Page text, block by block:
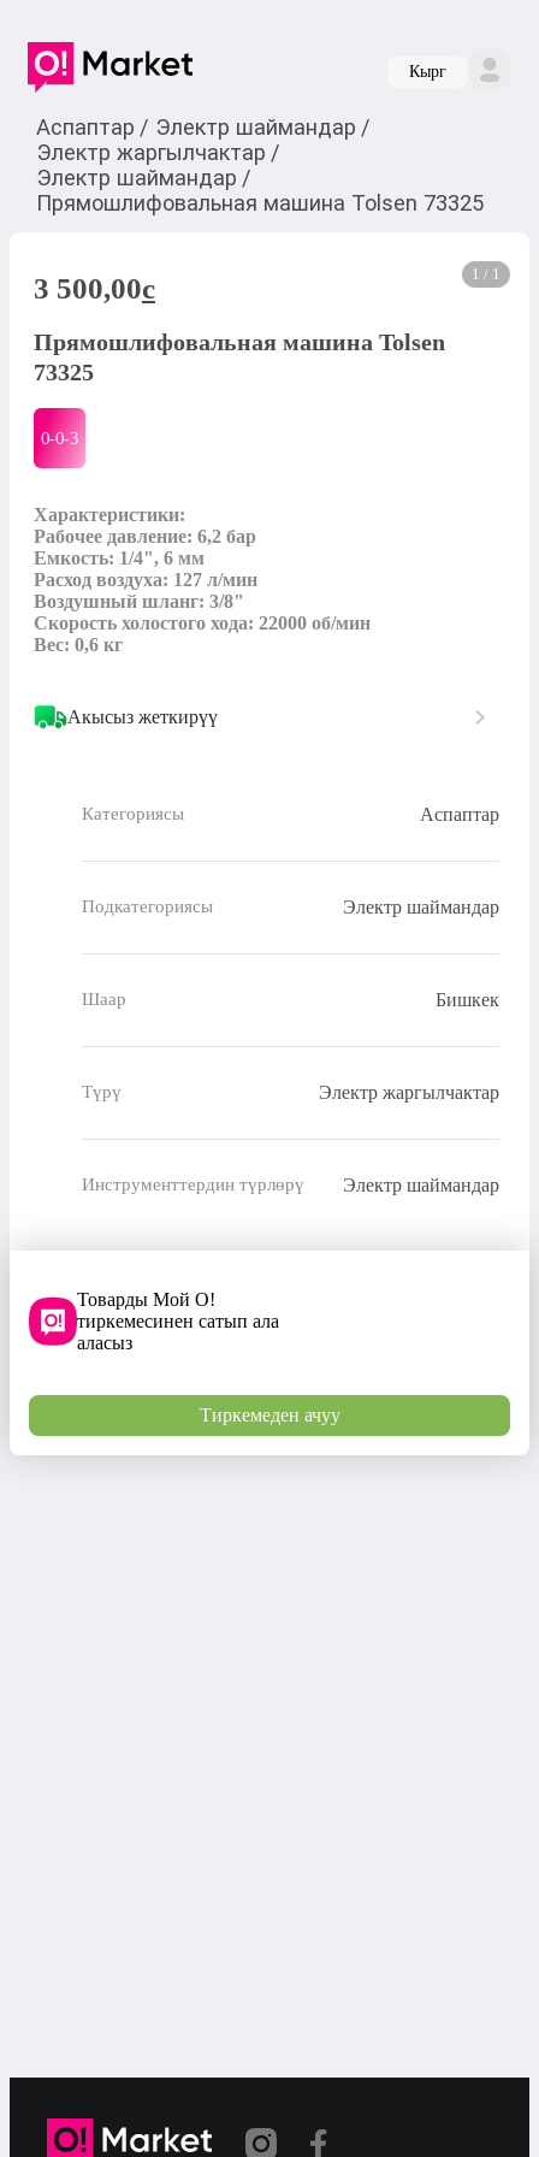
Кырг
Аспаптар / Электр шаймандар /
Электр жаргылчактар /
Электр шаймандар /
Прямошлифовальная машина Tolsen 73325
1 / 1
3 500,00c
Прямошлифовальная машина Tolsen
73325
0-0-3
Характеристики:
Рабочее давление: 6,2 бар
Емкость: 1/4", 6 мм
Расход воздуха: 127 л/мин
Воздушный шланг: 3/8"
Скорость холостого хода: 22000 об/мин
Вес: 0,6 кг
Акысыз жеткирүү
Категориясы Аспаптар
Подкатегориясы Электр шаймандар
Шаар Бишкек
Түрү Электр жаргылчактар
Инструменттердин түрлөрү Электр шаймандар
Товарды Мой О!
тиркемесинен сатып ала
аласыз
Тиркемеден ачуу